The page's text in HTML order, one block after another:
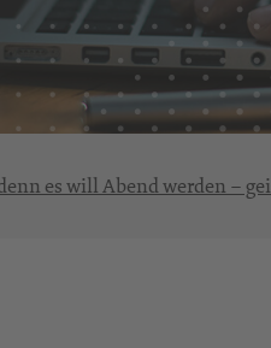
es will Abend werden –